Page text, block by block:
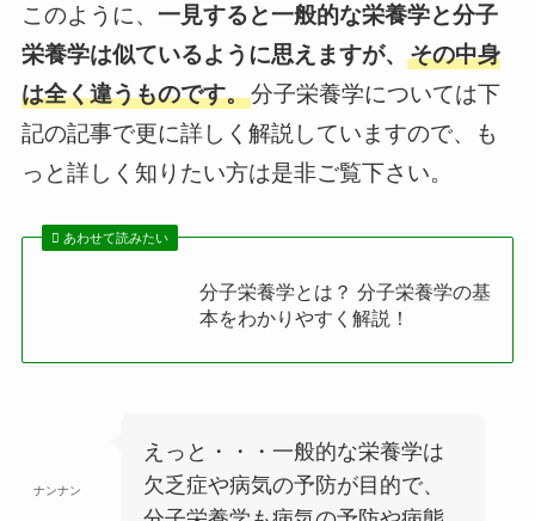
このように、 一見すると一般的な栄養学と分子
栄養学は似ているように思えますが、 その中身
は全く違うものです。分子栄養学については下
記の記事で更に詳しく解説していますので、も
っと詳しく知りたい方は是非ご覧下さい。
あわせて読みたい
分子栄養学とは？ 分子栄養学の基
本をわかりやすく解説！
ナンナン
えっと・・・一般的な栄養学は
欠乏症や病気の予防が目的で、